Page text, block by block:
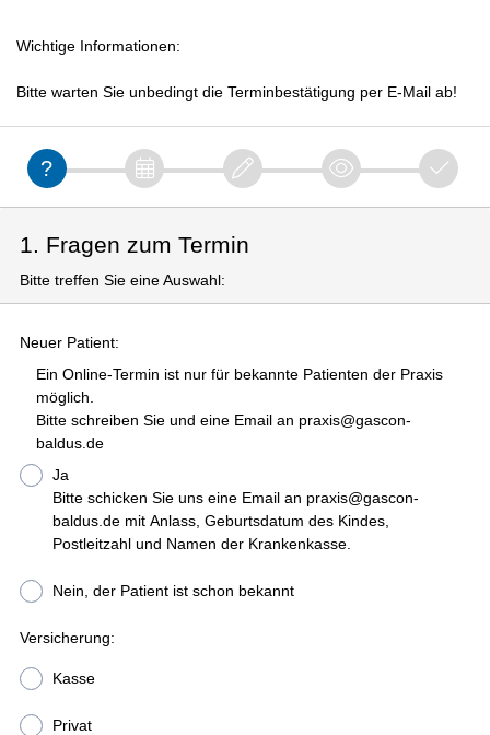
Wichtige Informationen:
Bitte warten Sie unbedingt die Terminbestätigung per E-Mail ab!
1. Fragen zum Termin
Bitte treffen Sie eine Auswahl:
Neuer Patient:
Ein Online-Termin ist nur für bekannte Patienten der Praxis
möglich.
Bitte schreiben Sie und eine Email an praxis@gascon-
baldus.de
Ja
Bitte schicken Sie uns eine Email an praxis@gascon-
baldus.de mit Anlass, Geburtsdatum des Kindes,
Postleitzahl und Namen der Krankenkasse.
Nein, der Patient ist schon bekannt
Versicherung:
Kasse
Privat